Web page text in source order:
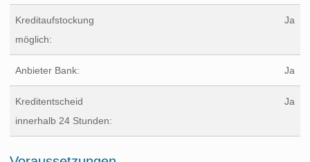
Kreditaufstockung
möglich:
Ja
Anbieter Bank: Ja
Kreditentscheid
innerhalb 24 Stunden:
Ja